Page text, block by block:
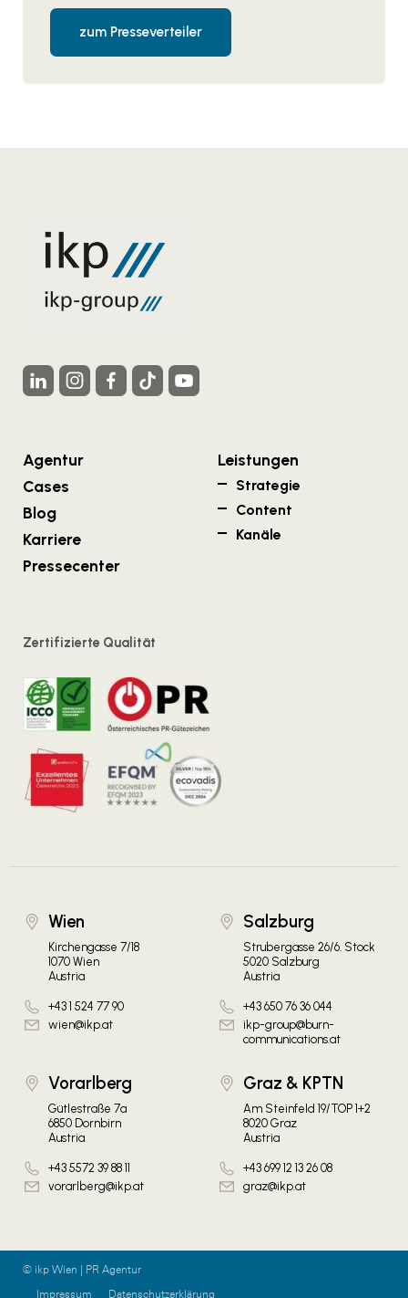
zum Presseverteiler
Agentur
Cases
Blog
Karriere
Pressecenter
Leistungen
Strategie
Content
Kanäle
Zertifizierte Qualität
Wien
Kirchengasse 7/18
1070 Wien
Austria
+43 1 524 77 90
wien@ikp.at
Salzburg
Strubergasse 26/6. Stock
5020 Salzburg
Austria
+43 650 76 36 044
ikp-group@burn-
communications.at
Vorarlberg
Gütlestraße 7a
6850 Dornbirn
Austria
+43 5572 39 88 11
vorarlberg@ikp.at
Graz & KPTN
Am Steinfeld 19/TOP 1+2
8020 Graz
Austria
+43 699 12 13 26 08
graz@ikp.at
© ikp Wien | PR Agentur
Impressum
Datenschutzerklärung